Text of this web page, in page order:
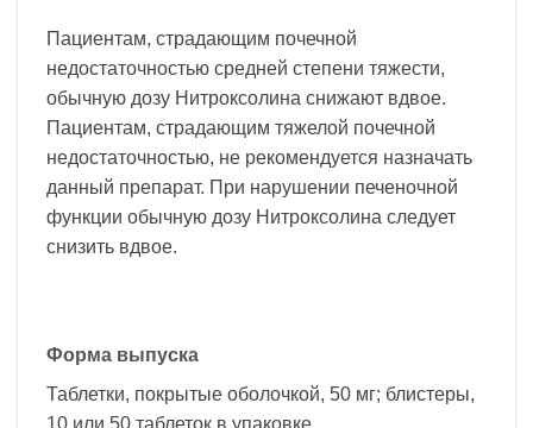
Пациентам, страдающим почечной
недостаточностью средней степени тяжести,
обычную дозу Нитроксолина снижают вдвое.
Пациентам, страдающим тяжелой почечной
недостаточностью, не рекомендуется назначать
данный препарат. При нарушении печеночной
функции обычную дозу Нитроксолина следует
снизить вдвое.
Форма выпуска
Таблетки, покрытые оболочкой, 50 мг; блистеры,